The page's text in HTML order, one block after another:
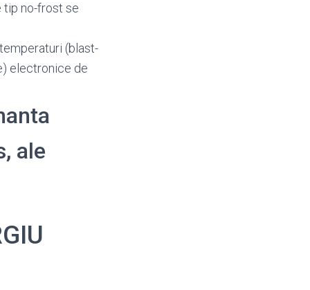
tip no-frost se
(blast-
electronice de
ale